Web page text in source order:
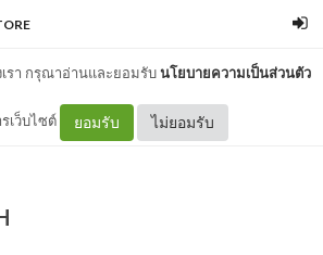
รา กรุณาอ่านและยอมรับนโยบายความเป็นส่วนตัว
เว็บไซต์ ยอมรับ ไม่ยอมรับ